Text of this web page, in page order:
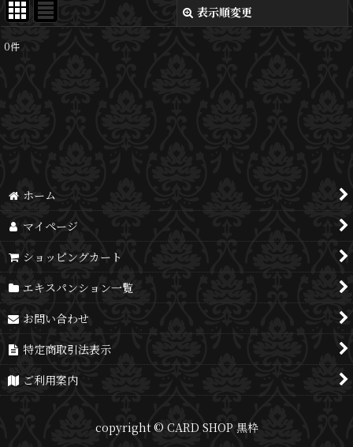
表示順変更
表示数
0件
ホーム
マイページ
ショッピングカート
エキスパンション一覧
お問い合わせ
特定商取引法表示
ご利用案内
copyright © CARD SHOP 黒枠